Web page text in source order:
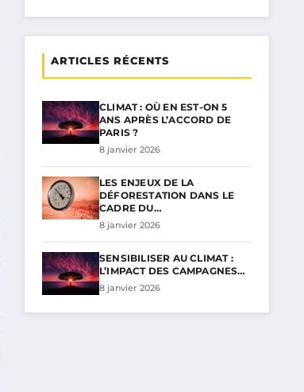
ARTICLES RÉCENTS
CLIMAT : OÙ EN EST-ON 5
ANS APRÈS L’ACCORD DE
PARIS ?
8 janvier 2026
LES ENJEUX DE LA
DÉFORESTATION DANS LE
CADRE DU…
8 janvier 2026
SENSIBILISER AU CLIMAT :
L’IMPACT DES CAMPAGNES…
8 janvier 2026